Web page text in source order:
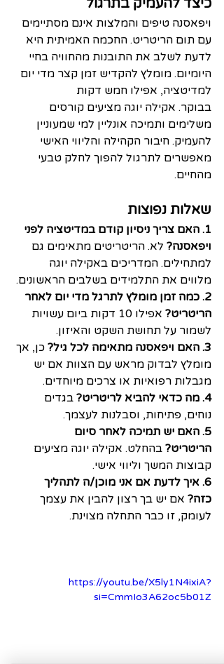
ויפאסנה טיפים והמלצות אינם מסתיימים
עם תום הריטריט. החכמה האמיתית היא
לדעת לשלב את התובנות מהחוויה בחיי
היומיום. מומלץ להקדיש זמן קצר מדי יום
למדיטציה, אפילו חמש דקות
בבוקר. אקילה יוגה מציעים קורסים
משלימים ותמיכה אונליין למי שמעוניין
להעמיק. חיבור הקהילה והליווי האישי
מאפשרים לתרגול להפוך לחלק טבעי
מהחיים.
שאלות נפוצות
1. האם צריך ניסיון קודם במדיטציה לפני
ויפאסנה? לא. הריטריטים מתאימים גם
למתחילים. המדריכים באקילה יוגה
מלווים את התלמידים בשלבים הראשונים.
2. כמה זמן מומלץ לתרגל מדי יום לאחר
הריטריט?
אפילו 10 דקות ביום עשויות
לשמור על תחושת השקט והאיזון.
3. האם ויפאסנה מתאימה לכל גיל?
כן, אך
מומלץ לבדוק מראש עם הצוות אם יש
מגבלות רפואיות או צרכים מיוחדים.
4. מה כדאי להביא לריטריט?
בגדים
נוחים, פתיחות, וסבלנות לעצמך.
5. האם יש תמיכה לאחר סיום
הריטריט? בהחלט. אקילה יוגה מציעים
קבוצות המשך וליווי אישי.
6. איך לדעת אם אני מוכן/ה לתהליך
כזה? אם יש בך רצון להבין את עצמך
לעומק, זו כבר התחלה מצוינת.
https://youtu.be/X5ly1N4ixiA?
si=CmmIo3A62oc5b01Z